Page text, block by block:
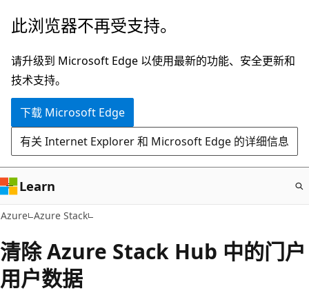
跳
主
要
内
此浏览器不再受支持。
请升级到 Microsoft Edge 以使用最新的功能、安全更新和
技术支持。
下载 Microsoft Edge
有关 Internet Explorer 和 Microsoft Edge 的详细信息
Learn
Azure Azure Stack
清除 Azure Stack Hub 中的门户
用户数据